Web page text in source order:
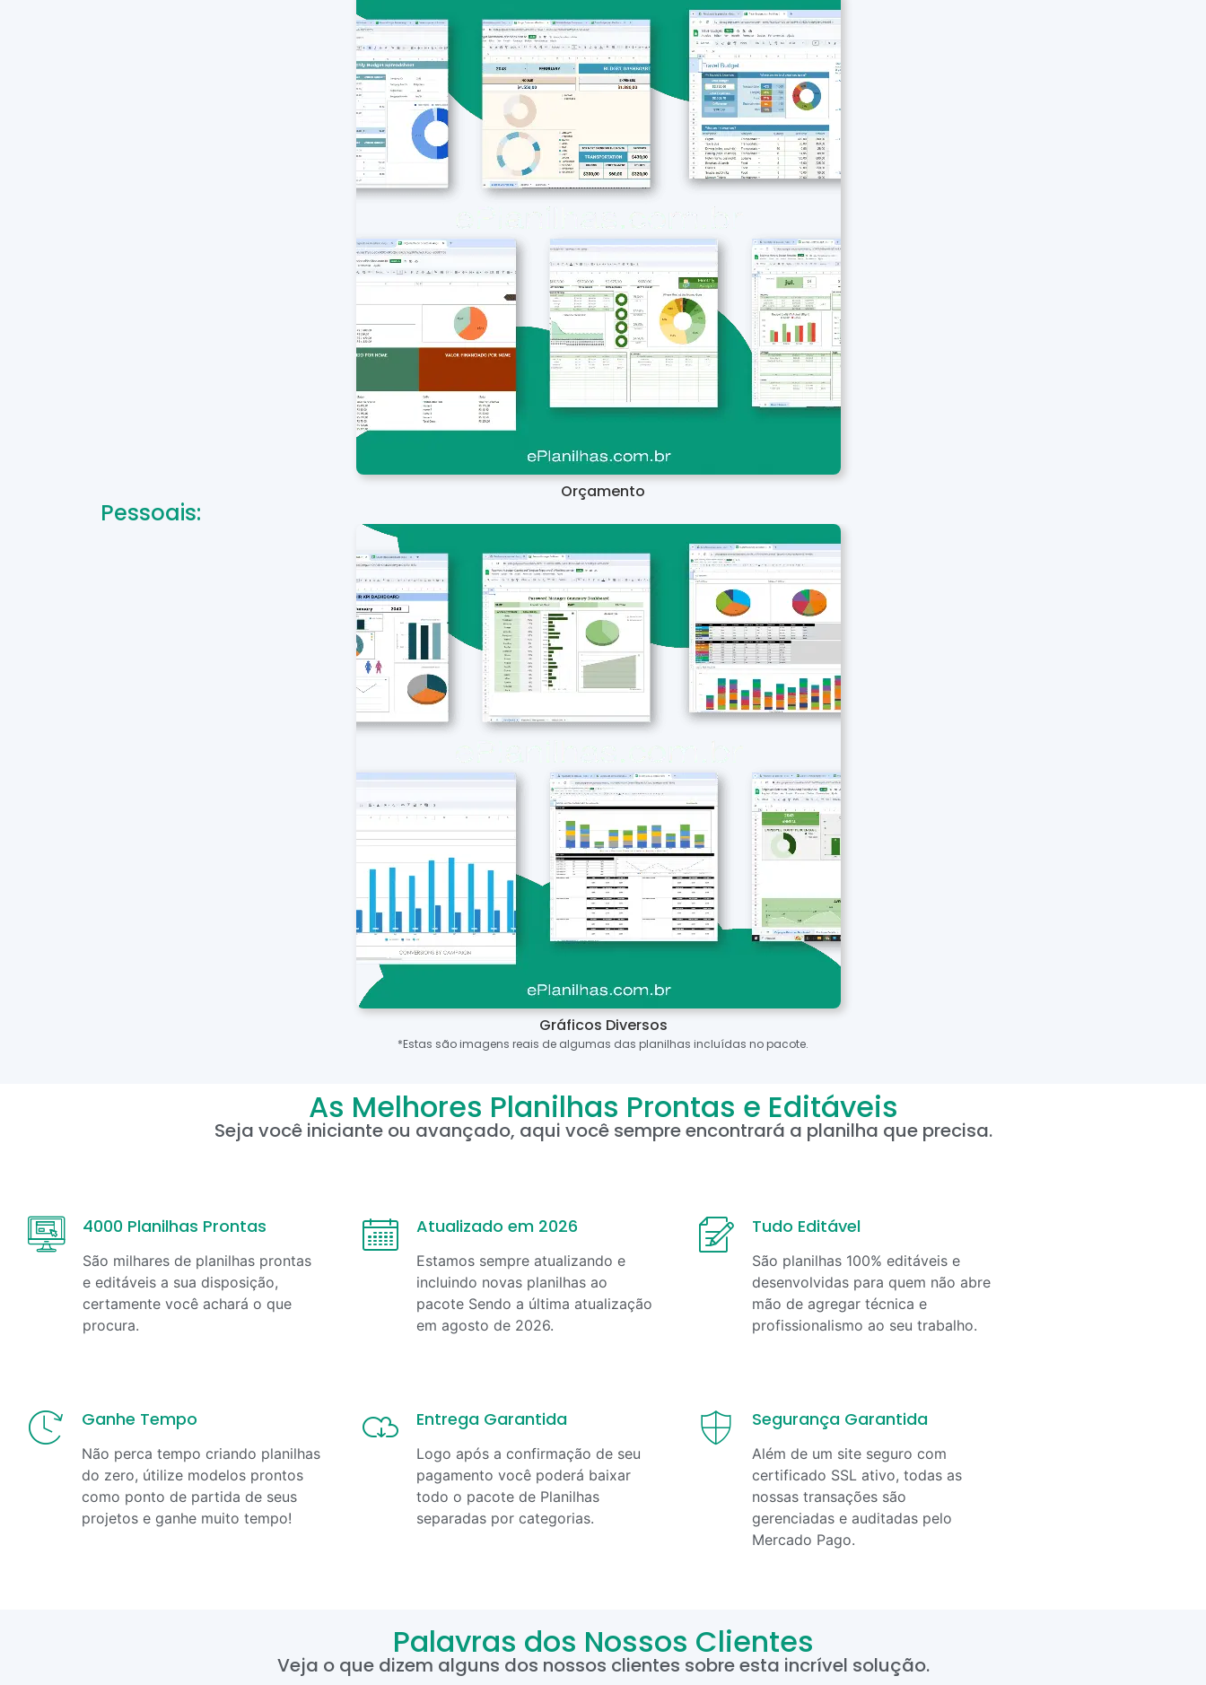
Orçamento
Pessoais:
Gráficos Diversos
*Estas são imagens reais de algumas das planilhas incluídas no pacote.
As Melhores Planilhas Prontas e Editáveis
Seja você iniciante ou avançado, aqui você sempre encontrará a planilha que precisa.
4000 Planilhas Prontas
São milhares de planilhas prontas
e editáveis a sua disposição,
certamente você achará o que
procura.
Atualizado em 2026
Estamos sempre atualizando e
incluindo novas planilhas ao
pacote Sendo a última atualização
em agosto de 2026.
Tudo Editável
São planilhas 100% editáveis e
desenvolvidas para quem não abre
mão de agregar técnica e
profissionalismo ao seu trabalho.
Ganhe Tempo
Não perca tempo criando planilhas
do zero, útilize modelos prontos
como ponto de partida de seus
projetos e ganhe muito tempo!
Entrega Garantida
Logo após a confirmação de seu
pagamento você poderá baixar
todo o pacote de Planilhas
separadas por categorias.
Segurança Garantida
Além de um site seguro com
certificado SSL ativo, todas as
nossas transações são
gerenciadas e auditadas pelo
Mercado Pago.
Palavras dos Nossos Clientes
Veja o que dizem alguns dos nossos clientes sobre esta incrível solução.